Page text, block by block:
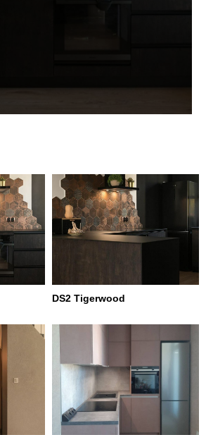
DS2 Tigerwood